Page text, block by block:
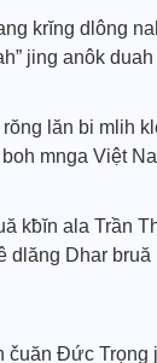
krĭng dlông
jing anôk
rŏng lăn bi mlih
mnga Việt
kƀĭn ala Trần
dlăng Dhar
čuăn Đức Trọng